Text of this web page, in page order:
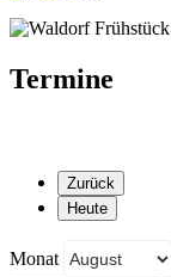
Termine
Zurück
Heute
Monat